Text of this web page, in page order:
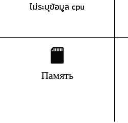
ไม่ระบุข้อมูล cpu
Память